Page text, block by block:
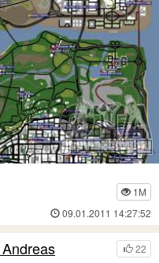
1M
09.01.2011 14:27:52
22